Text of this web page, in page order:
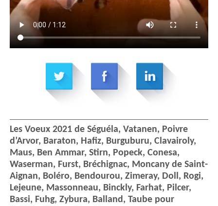
Les Voeux 2021 de Séguéla, Vatanen, Poivre
d’Arvor, Baraton, Hafiz, Burguburu, Clavairoly,
Maus, Ben Ammar, Stirn, Popeck, Conesa,
Waserman, Furst, Bréchignac, Moncany de Saint-
Aignan, Boléro, Bendourou, Zimeray, Doll, Rogi,
Lejeune, Massonneau, Binckly, Farhat, Pilcer,
Bassi, Fuhg, Zybura, Balland, Taube pour